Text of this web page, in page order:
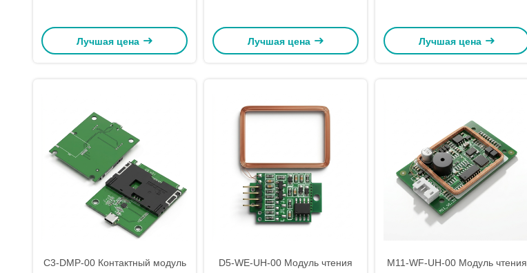
Лучшая цена Лучшая цена Лучшая цена
C3-DMP-00 Контактный модуль
D5-WE-UH-00 Модуль чтения
M11-WF-UH-00 Модуль чтения